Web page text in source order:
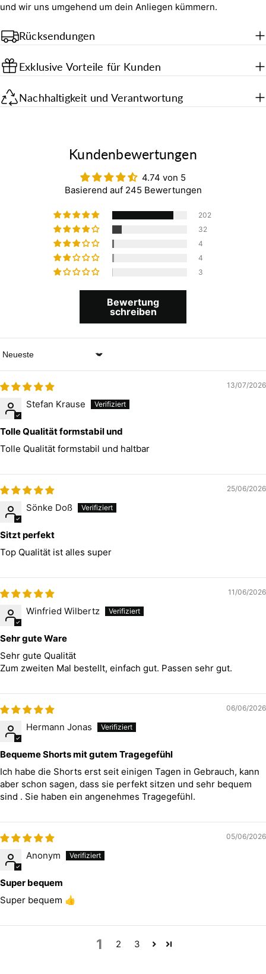
und wir uns umgehend um dein Anliegen kümmern.
Rücksendungen
Exklusive Vorteile für Kunden
Nachhaltigkeit und Verantwortung
Kundenbewertungen
4.74 von 5
Basierend auf 245 Bewertungen
202
32
4
4
3
Bewertung
schreiben
Sort by
13/07/2026
Stefan Krause
Tolle Qualität formstabil und
Tolle Qualität formstabil und haltbar
25/06/2026
Sönke Doß
Sitzt perfekt
Top Qualität ist alles super
11/06/2026
Winfried Wilbertz
Sehr gute Ware
Sehr gute Qualität
Zum zweiten Mal bestellt, einfach gut. Passen sehr gut.
06/06/2026
Hermann Jonas
Bequeme Shorts mit gutem Tragegefühl
Ich habe die Shorts erst seit einigen Tagen in Gebrauch, kann
aber schon sagen, dass sie perfekt sitzen und sehr bequem
sind . Sie haben ein angenehmes Tragegefühl.
05/06/2026
Anonym
Super bequem
Super bequem 👍
1 2 3